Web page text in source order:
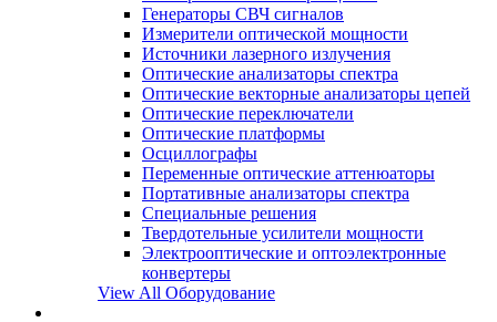
Генераторы СВЧ сигналов
Измерители оптической мощности
Источники лазерного излучения
Оптические анализаторы спектра
Оптические векторные анализаторы цепей
Оптические переключатели
Оптические платформы
Осциллографы
Переменные оптические аттенюаторы
Портативные анализаторы спектра
Специальные решения
Твердотельные усилители мощности
Электрооптические и оптоэлектронные
конвертеры
View All Оборудование